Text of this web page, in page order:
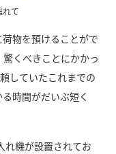
れて
物を預けることがで
くべきことにかかっ
していたこれまでの
時間がだいぶ短く
れ機が設置されてお